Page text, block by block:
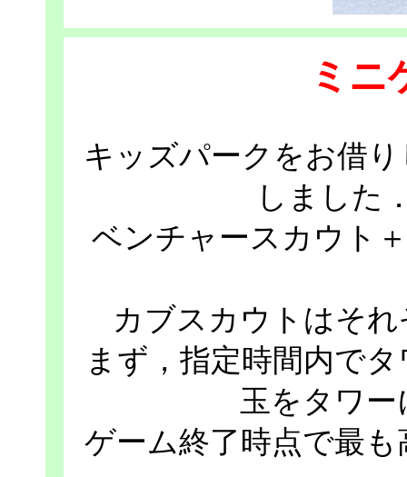
ミニ
キッズパークをお借
しました
ベンチャースカウト
カブスカウトはそ
まず，指定時間内で
玉をタワ
ゲーム終了時点で最